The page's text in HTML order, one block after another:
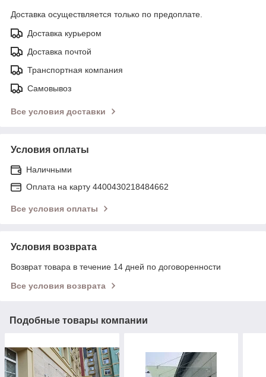
Доставка осуществляется только по предоплате.
Доставка курьером
Доставка почтой
Транспортная компания
Самовывоз
Все условия доставки
Условия оплаты
Наличными
Оплата на карту 4400430218484662
Все условия оплаты
Условия возврата
Возврат товара в течение 14 дней по договоренности
Все условия возврата
Подобные товары компании